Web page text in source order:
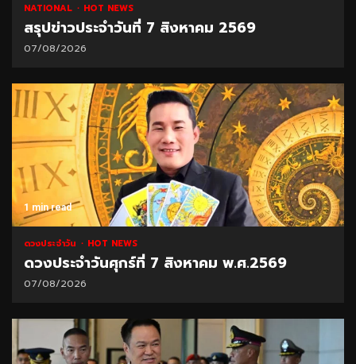
NATIONAL HOT NEWS
สรุปข่าวประจำวันที่ 7 สิงหาคม 2569
07/08/2026
1 min read
ดวงประจำวัน HOT NEWS
ดวงประจำวันศุกร์ที่ 7 สิงหาคม พ.ศ.2569
07/08/2026